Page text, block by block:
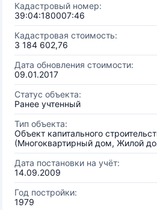
Кадастровый номер:
39:04:180007:46
Кадастровая стоимость:
3 184 602,76
Дата обновления стоимости:
09.01.2017
Статус объекта:
Ранее учтенный
Тип объекта:
Объект капитального
(Многоквартирный дом, Жилой
Дата постановки на учёт:
14.09.2009
Год постройки:
1979